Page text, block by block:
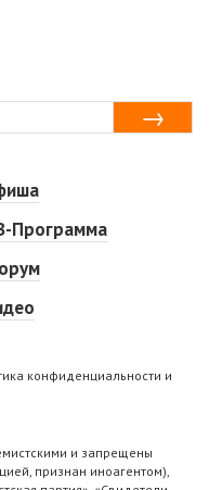
Программа
конфиденциальности и
и запрещены
признан иноагентом),